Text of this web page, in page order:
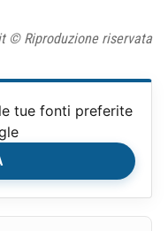
© Riproduzione riservata
tue fonti preferite